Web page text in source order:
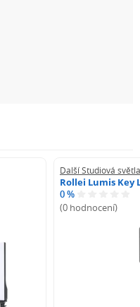
Další Studiová světla
Rollei Lumis Key
0 %
(0 hodnocení)